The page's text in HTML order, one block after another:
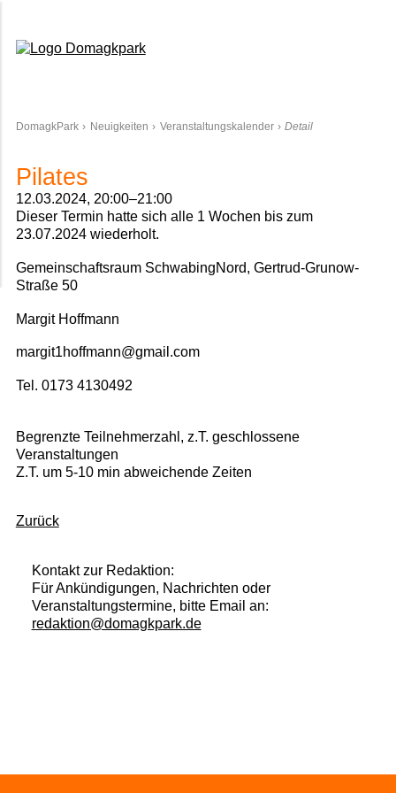
DomagkPark Neuigkeiten Veranstaltungskalender Detail
Pilates
12.03.2024, 20:00–21:00
Dieser Termin hatte sich alle 1 Wochen bis zum
23.07.2024 wiederholt.
Gemeinschaftsraum SchwabingNord, Gertrud-Grunow-
Straße 50
Margit Hoffmann
margit1hoffmann@gmail.com
Tel. 0173 4130492
Begrenzte Teilnehmerzahl, z.T. geschlossene
Veranstaltungen
Z.T. um 5-10 min abweichende Zeiten
Zurück
Kontakt zur Redaktion:
Für Ankündigungen, Nachrichten oder
Veranstaltungstermine, bitte Email an:
redaktion@domagkpark.de